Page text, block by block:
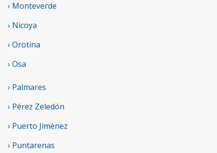
› Monteverde
› Nicoya
› Orotina
› Osa
› Palmares
› Pérez Zeledón
› Puerto Jiménez
› Puntarenas